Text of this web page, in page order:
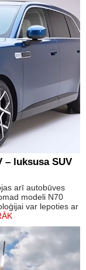
– luksusa SUV
arī autobūves
modeli N70
var lepoties ar